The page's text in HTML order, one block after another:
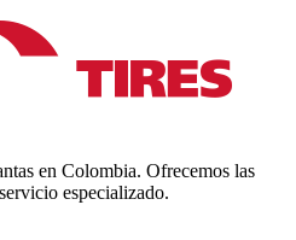
en Colombia. Ofrecemos las
especializado.